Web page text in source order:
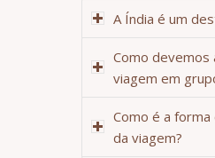
A Índia é um
Como devemos
viagem em
Como é a
da viagem?